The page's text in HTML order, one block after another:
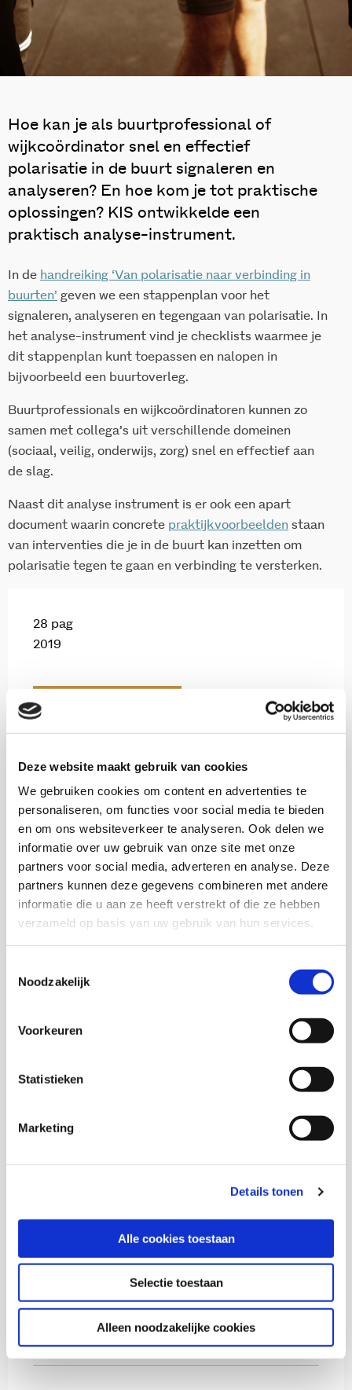
Deze website maakt gebruik van cookies
We gebruiken cookies om content en advertenties te
personaliseren, om functies voor social media te bieden
en om ons websiteverkeer te analyseren. Ook delen we
informatie over uw gebruik van onze site met onze
partners voor social media, adverteren en analyse. Deze
partners kunnen deze gegevens combineren met andere
informatie die u aan ze heeft verstrekt of die ze hebben
verzameld op basis van uw gebruik van hun services.
Noodzakelijk
Voorkeuren
Statistieken
Marketing
Details tonen
Alle cookies toestaan
Selectie toestaan
Alleen noodzakelijke cookies
Hoe kan je als buurtprofessional of
wijkcoördinator snel en effectief
polarisatie in de buurt signaleren en
analyseren? En hoe kom je tot praktische
oplossingen? KIS ontwikkelde een
praktisch analyse-instrument.
In de handreiking ‘Van polarisatie naar verbinding in
buurten’ geven we een stappenplan voor het
signaleren, analyseren en tegengaan van polarisatie. In
het analyse-instrument vind je checklists waarmee je
dit stappenplan kunt toepassen en nalopen in
bijvoorbeeld een buurtoverleg.
Buurtprofessionals en wijkcoördinatoren kunnen zo
samen met collega’s uit verschillende domeinen
(sociaal, veilig, onderwijs, zorg) snel en effectief aan
de slag.
Naast dit analyse instrument is er ook een apart
document waarin concrete praktijkvoorbeelden staan
van interventies die je in de buurt kan inzetten om
polarisatie tegen te gaan en verbinding te versterken.
28 pag
2019
Onderzoekers
Ron van Wonderen
Stabiliteit KIS
In samenwerking met
Buurten en leefbaarheid
Diversiteit
Jeugdhulp